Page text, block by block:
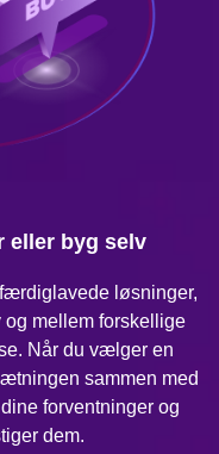
eller byg selv
løsninger,
mellem forskellige
Når du vælger en
sammen med
forventninger og
dem.